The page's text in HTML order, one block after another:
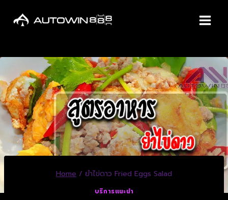
Home / ยำไข่ดาว Fried Eggs Salad
บริการแนะนำ